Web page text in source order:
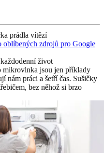
prádla vítězí
oblíbených zdrojů pro Google
život
mikrovlnka jsou jen příklady
nám práci a šetří čas. Sušičky
bez něhož si brzo